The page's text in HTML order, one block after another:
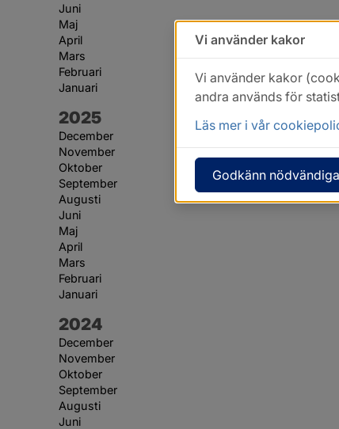
Juni
Maj
April
Mars
Februari
Januari
År:
2025
December
November
Oktober
September
Augusti
Juni
Maj
April
Mars
Februari
Januari
År:
2024
December
November
Oktober
September
Augusti
Juni
Vi använder kakor
Vi använder kakor
andra används för
Läs mer i vår
Godkänn